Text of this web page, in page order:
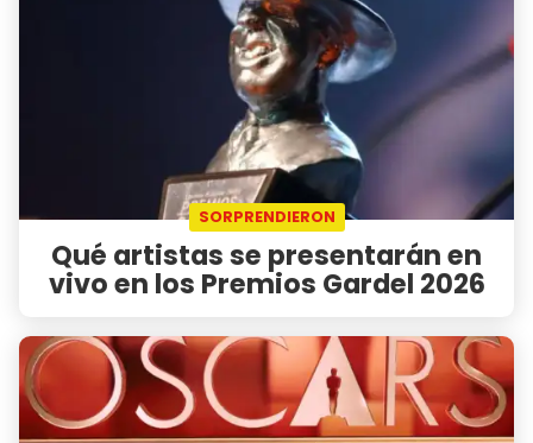
SORPRENDIERON
Qué artistas se presentarán en
vivo en los Premios Gardel 2026